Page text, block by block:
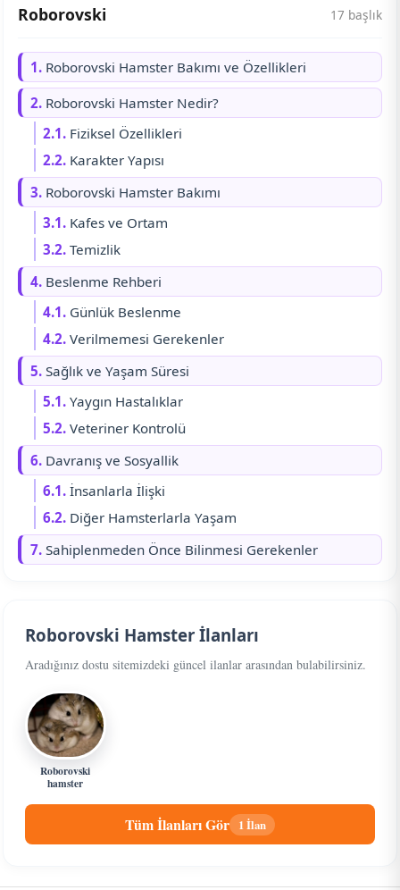
Roborovski 17 başlık
1. Roborovski Hamster Bakımı ve Özellikleri
2. Roborovski Hamster Nedir?
2.1. Fiziksel Özellikleri
2.2. Karakter Yapısı
3. Roborovski Hamster Bakımı
3.1. Kafes ve Ortam
3.2. Temizlik
4. Beslenme Rehberi
4.1. Günlük Beslenme
4.2. Verilmemesi Gerekenler
5. Sağlık ve Yaşam Süresi
5.1. Yaygın Hastalıklar
5.2. Veteriner Kontrolü
6. Davranış ve Sosyallik
6.1. İnsanlarla İlişki
6.2. Diğer Hamsterlarla Yaşam
7. Sahiplenmeden Önce Bilinmesi Gerekenler
Roborovski Hamster İlanları
Aradığınız dostu sitemizdeki güncel ilanlar arasından bulabilirsiniz.
Roborovski
hamster
Tüm İlanları Gör 1 İlan